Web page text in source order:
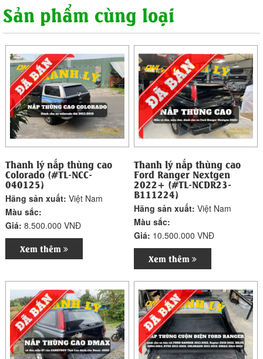
Sản phẩm cùng loại
Thanh lý nắp thùng cao
Colorado (#TL-NCC-
040125)
Hãng sản xuất:Việt Nam
Màu sắc:
Giá:8.500.000 VNĐ
Xem thêm
Thanh lý nắp thùng cao
Ford Ranger Nextgen
2022+ (#TL-NCDR23-
B111224)
Hãng sản xuất:Việt Nam
Màu sắc:
Giá: 10.500.000 VNĐ
Xem thêm